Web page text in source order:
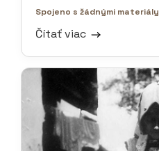
Spojeno s žádnými materiály
Čítať viac